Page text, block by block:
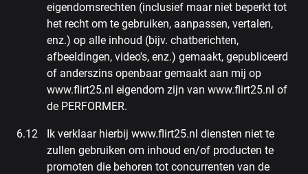
eigendomsrechten (inclusief maar niet beperkt tot
het recht om te gebruiken, aanpassen, vertalen,
enz.) op alle inhoud (bijv. chatberichten,
afbeeldingen, video's, enz.) gemaakt, gepubliceerd
of anderszins openbaar gemaakt aan mij op
www.flirt25.nl eigendom zijn van www.flirt25.nl of
de PERFORMER.
Ik verklaar hierbij www.flirt25.nl diensten niet te
zullen gebruiken om inhoud en/of producten te
promoten die behoren tot concurrenten van de